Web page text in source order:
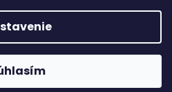
- TEAM BIKE Piešťany.
vyhradené.